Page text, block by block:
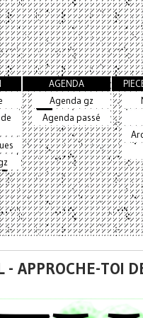
AGENDA
Agenda gz
Agenda passé
APPROCHE-TOI